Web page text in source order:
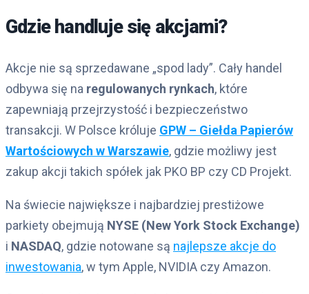
Gdzie handluje się akcjami?
Akcje nie są sprzedawane „spod lady”. Cały handel
odbywa się na regulowanych rynkach, które
zapewniają przejrzystość i bezpieczeństwo
transakcji. W Polsce króluje GPW – Giełda Papierów
Wartościowych w Warszawie, gdzie możliwy jest
zakup akcji takich spółek jak PKO BP czy CD Projekt.
Na świecie największe i najbardziej prestiżowe
parkiety obejmują NYSE (New York Stock Exchange)
i NASDAQ, gdzie notowane są najlepsze akcje do
inwestowania, w tym Apple, NVIDIA czy Amazon.